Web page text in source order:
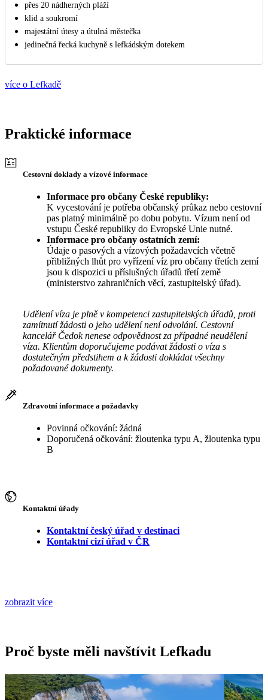
přes 20 nádherných pláží
klid a soukromí
majestátní útesy a útulná městečka
jedinečná řecká kuchyně s lefkádským dotekem
více o Lefkadě
Praktické informace
Cestovní doklady a vízové informace
Informace pro občany České republiky:
K vycestování je potřeba občanský průkaz nebo cestovní
pas platný minimálně po dobu pobytu. Vízum není od
vstupu České republiky do Evropské Unie nutné.
Informace pro občany ostatních zemí:
Údaje o pasových a vízových požadavcích včetně
přibližných lhůt pro vyřízení víz pro občany třetích zemí
jsou k dispozici u příslušných úřadů třetí země
(ministerstvo zahraničních věcí, zastupitelský úřad).
Udělení víza je plně v kompetenci zastupitelských úřadů, proti
zamítnutí žádosti o jeho udělení není odvolání. Cestovní
kancelář Čedok nenese odpovědnost za případné neudělení
víza. Klientům doporučujeme podávat žádosti o víza s
dostatečným předstihem a k žádosti dokládat všechny
požadované dokumenty.
Zdravotní informace a požadavky
Povinná očkování: žádná
Doporučená očkování: žloutenka typu A, žloutenka typu
B
Kontaktní úřady
Kontaktní český úřad v destinaci
Kontaktní cizí úřad v ČR
zobrazit více
Proč byste měli navštívit Lefkadu